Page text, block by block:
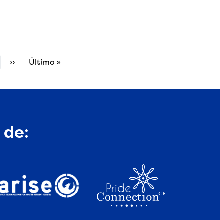
Next page
›› Last page
Último »